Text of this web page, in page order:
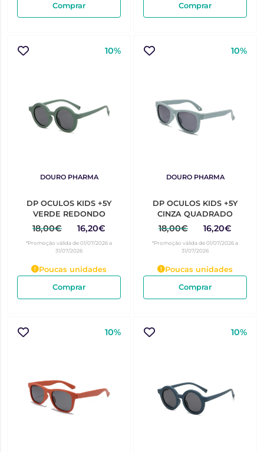
Comprar Comprar
10%
DOURO PHARMA
DP OCULOS KIDS +5Y
VERDE REDONDO
18,00€ 16,20€
*Promoção válida de 01/07/2026 a
31/07/2026
Poucas unidades
Comprar
10%
DOURO PHARMA
DP OCULOS KIDS +5Y
CINZA QUADRADO
18,00€ 16,20€
*Promoção válida de 01/07/2026 a
31/07/2026
Poucas unidades
Comprar
10% 10%